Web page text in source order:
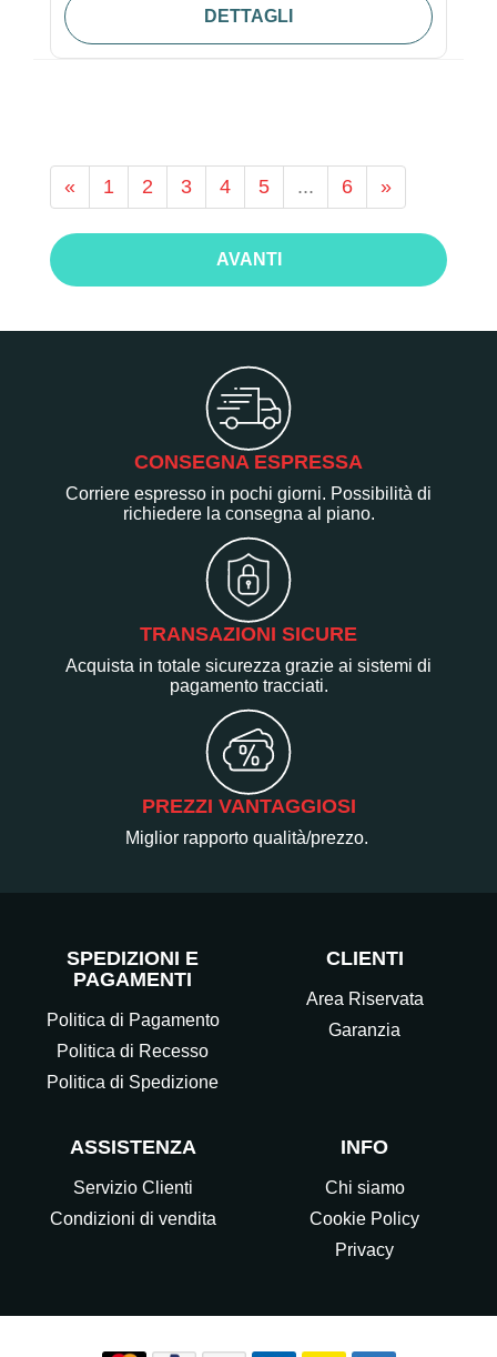
DETTAGLI
« 1 2 3 4 5 ... 6 »
AVANTI
CONSEGNA ESPRESSA
Corriere espresso in pochi giorni. Possibilità di
richiedere la consegna al piano.
TRANSAZIONI SICURE
Acquista in totale sicurezza grazie ai sistemi di
pagamento tracciati.
PREZZI VANTAGGIOSI
Miglior rapporto qualità/prezzo.
SPEDIZIONI E
PAGAMENTI
Politica di Pagamento
Politica di Recesso
Politica di Spedizione
CLIENTI
Area Riservata
Garanzia
ASSISTENZA
Servizio Clienti
Condizioni di vendita
INFO
Chi siamo
Cookie Policy
Privacy